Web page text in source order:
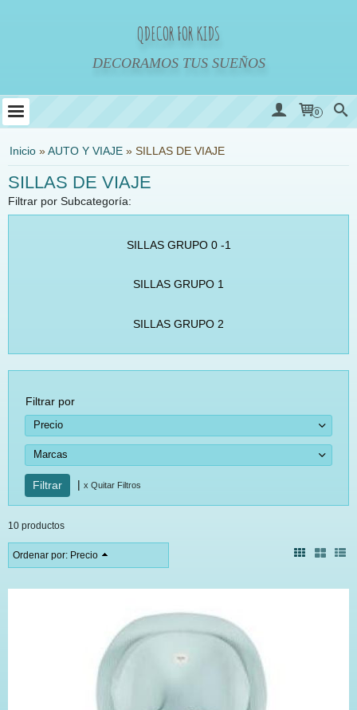
QDECOR FOR KIDS
DECORAMOS TUS SUEÑOS
0
Inicio »AUTO Y VIAJE » SILLAS DE VIAJE
SILLAS DE VIAJE
Filtrar por Subcategoría:
SILLAS GRUPO 0 -1
SILLAS GRUPO 1
SILLAS GRUPO 2
Filtrar por
Precio
Marcas
| x Quitar Filtros
10 productos
Ordenar por: Precio